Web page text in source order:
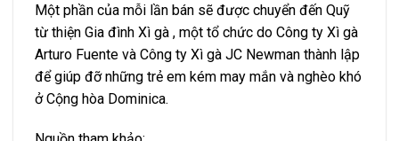
Một phần của mỗi lần bán sẽ được chuyển đến Quỹ
từ thiện Gia đình Xì gà , một tổ chức do Công ty Xì gà
Arturo Fuente và Công ty Xì gà JC Newman thành lập
để giúp đỡ những trẻ em kém may mắn và nghèo khó
ở Cộng hòa Dominica.